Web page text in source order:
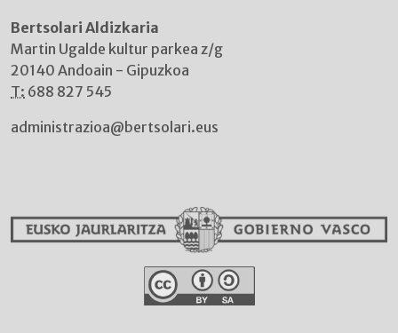
Bertsolari Aldizkaria
Martin Ugalde kultur parkea z/g
20140 Andoain - Gipuzkoa
T: 688 827 545
administrazioa@bertsolari.eus